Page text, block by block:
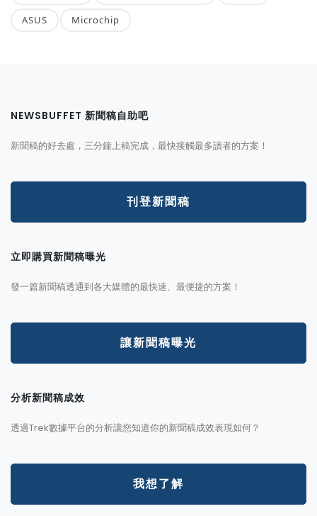
ASUS Microchip
NEWSBUFFET 新聞稿自助吧
新聞稿的好去處，三分鐘上稿完成，最快接觸最多讀者的方案！
刊登新聞稿
立即購買新聞稿曝光
發一篇新聞稿透通到各大媒體的最快速、最便捷的方案！
讓新聞稿曝光
分析新聞稿成效
透過Trek數據平台的分析讓您知道你的新聞稿成效表現如何？
我想了解